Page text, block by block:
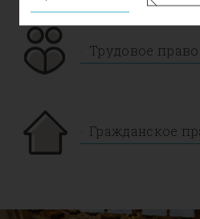
Трудовое право
Гражданское